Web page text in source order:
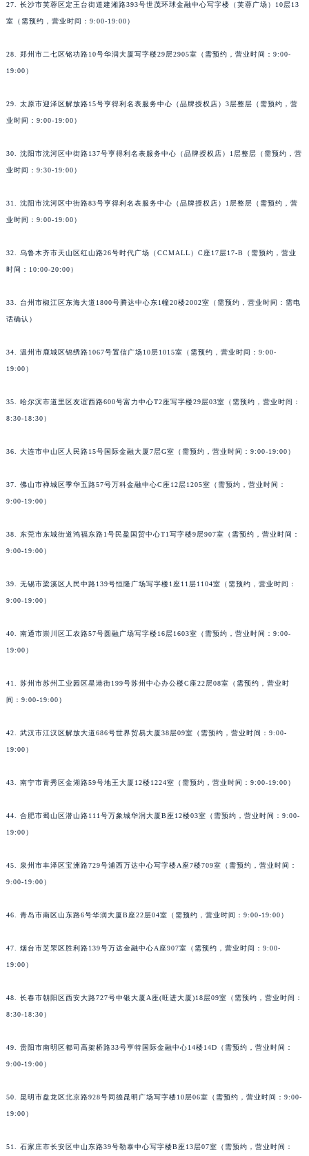
27. 长沙市芙蓉区定王台街道建湘路393号世茂环球金融中心写字楼（芙蓉广场）10层13
室（需预约，营业时间：9:00-19:00）
28. 郑州市二七区铭功路10号华润大厦写字楼29层2905室（需预约，营业时间：9:00-
19:00）
29. 太原市迎泽区解放路15号亨得利名表服务中心（品牌授权店）3层整层（需预约，营
业时间：9:00-19:00）
30. 沈阳市沈河区中街路137号亨得利名表服务中心（品牌授权店）1层整层（需预约，营
业时间：9:30-19:00）
31. 沈阳市沈河区中街路83号亨得利名表服务中心（品牌授权店）1层整层（需预约，营
业时间：9:00-19:00）
32. 乌鲁木齐市天山区红山路26号时代广场（CCMALL）C座17层17-B（需预约，营业
时间：10:00-20:00）
33. 台州市椒江区东海大道1800号腾达中心东1幢20楼2002室（需预约，营业时间：需电
话确认）
34. 温州市鹿城区锦绣路1067号置信广场10层1015室（需预约，营业时间：9:00-
19:00）
35. 哈尔滨市道里区友谊西路600号富力中心T2座写字楼29层03室（需预约，营业时间：
8:30-18:30）
36. 大连市中山区人民路15号国际金融大厦7层G室（需预约，营业时间：9:00-19:00）
37. 佛山市禅城区季华五路57号万科金融中心C座12层1205室（需预约，营业时间：
9:00-19:00）
38. 东莞市东城街道鸿福东路1号民盈国贸中心T1写字楼9层907室（需预约，营业时间：
9:00-19:00）
39. 无锡市梁溪区人民中路139号恒隆广场写字楼1座11层1104室（需预约，营业时间：
9:00-19:00）
40. 南通市崇川区工农路57号圆融广场写字楼16层1603室（需预约，营业时间：9:00-
19:00）
41. 苏州市苏州工业园区星港街199号苏州中心办公楼C座22层08室（需预约，营业时
间：9:00-19:00）
42. 武汉市江汉区解放大道686号世界贸易大厦38层09室（需预约，营业时间：9:00-
19:00）
43. 南宁市青秀区金湖路59号地王大厦12楼1224室（需预约，营业时间：9:00-19:00）
44. 合肥市蜀山区潜山路111号万象城华润大厦B座12楼03室（需预约，营业时间：9:00-
19:00）
45. 泉州市丰泽区宝洲路729号浦西万达中心写字楼A座7楼709室（需预约，营业时间：
9:00-19:00）
46. 青岛市南区山东路6号华润大厦B座22层04室（需预约，营业时间：9:00-19:00）
47. 烟台市芝罘区胜利路139号万达金融中心A座907室（需预约，营业时间：9:00-
19:00）
48. 长春市朝阳区西安大路727号中银大厦A座(旺进大厦)18层09室（需预约，营业时间：
8:30-18:30）
49. 贵阳市南明区都司高架桥路33号亨特国际金融中心14楼14D（需预约，营业时间：
9:00-19:00）
50. 昆明市盘龙区北京路928号同德昆明广场写字楼10层06室（需预约，营业时间：9:00-
19:00）
51. 石家庄市长安区中山东路39号勒泰中心写字楼B座13层07室（需预约，营业时间：